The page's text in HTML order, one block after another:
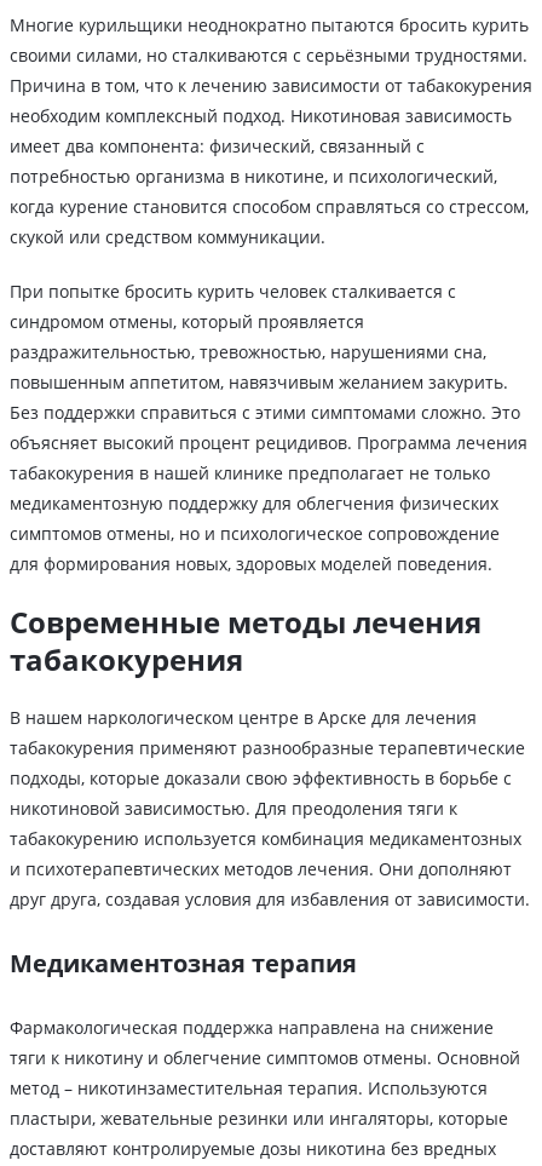
Многие курильщики неоднократно пытаются бросить курить
своими силами, но сталкиваются с серьёзными трудностями.
Причина в том, что к лечению зависимости от табакокурения
необходим комплексный подход. Никотиновая зависимость
имеет два компонента: физический, связанный с
потребностью организма в никотине, и психологический,
когда курение становится способом справляться со стрессом,
скукой или средством коммуникации.
При попытке бросить курить человек сталкивается с
синдромом отмены, который проявляется
раздражительностью, тревожностью, нарушениями сна,
повышенным аппетитом, навязчивым желанием закурить.
Без поддержки справиться с этими симптомами сложно. Это
объясняет высокий процент рецидивов. Программа лечения
табакокурения в нашей клинике предполагает не только
медикаментозную поддержку для облегчения физических
симптомов отмены, но и психологическое сопровождение
для формирования новых, здоровых моделей поведения.
Современные методы лечения
табакокурения
В нашем наркологическом центре в Арске для лечения
табакокурения применяют разнообразные терапевтические
подходы, которые доказали свою эффективность в борьбе с
никотиновой зависимостью. Для преодоления тяги к
табакокурению используется комбинация медикаментозных
и психотерапевтических методов лечения. Они дополняют
друг друга, создавая условия для избавления от зависимости.
Медикаментозная терапия
Фармакологическая поддержка направлена на снижение
тяги к никотину и облегчение симптомов отмены. Основной
метод – никотинзаместительная терапия. Используются
пластыри, жевательные резинки или ингаляторы, которые
доставляют контролируемые дозы никотина без вредных